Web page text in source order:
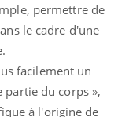
permettre de
le cadre d'une
facilement un
du corps »,
à l'origine de